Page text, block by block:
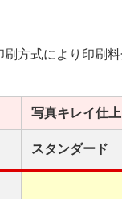
方式により印刷
写真キレイ仕
スタンダード